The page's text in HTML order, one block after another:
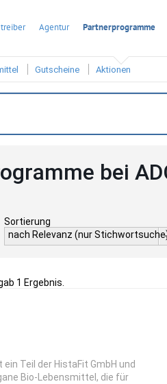
Agentur Partnerprogramme
Gutscheine Aktionen
bei
Sortierung
nach Relevanz (nur
1 Ergebnis.
ein Teil der HistaFit GmbH und
Bio-Lebensmittel, die für